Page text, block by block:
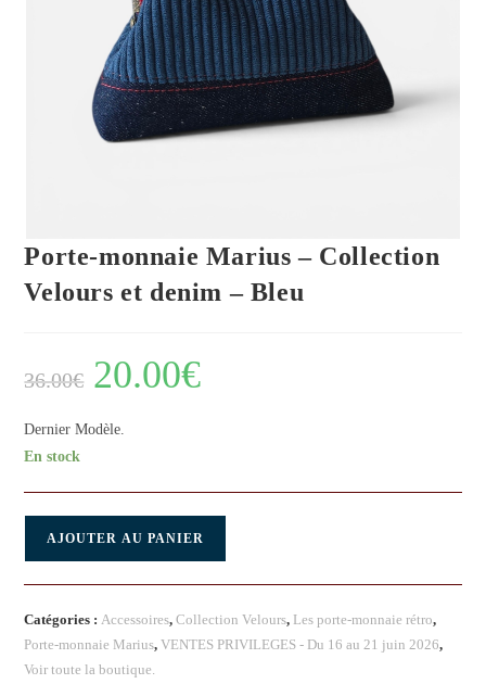
Porte-monnaie Marius – Collection
Velours et denim – Bleu
36.00€ 20.00€
Dernier Modèle.
En stock
AJOUTER AU PANIER
Catégories :Accessoires,Collection Velours, Les porte-monnaie rétro,
Porte-monnaie Marius,VENTES PRIVILEGES - Du 16 au 21 juin 2026,
Voir toute la boutique.